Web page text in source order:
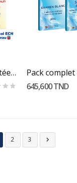
Pack complet 2 ans traitées et vérifiées "...
645,600 TND
2 3 